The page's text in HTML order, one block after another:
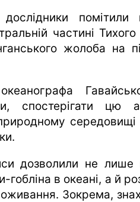
помітили
частині
жолоба на
спостерігати цю
середовищі
дозволили не
гобліна в океані, а й
Зокрема,